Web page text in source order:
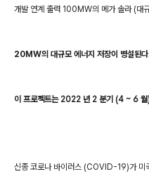
개발 연계 출력 100MW의 메가 솔라 (대
20MW의 대규모 에너지 저장이 병설된
이 프로젝트는 2022 년 2 분기 (4 ~ 6 월
신종 코로나 바이러스 (COVID-19)가 미